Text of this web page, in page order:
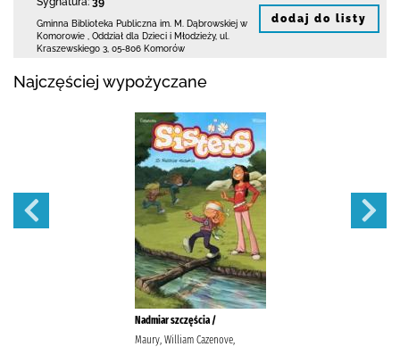
Gminna Biblioteka Publiczna im. M. Dąbrowskiej w
Komorowie
Oddział dla Dzieci i Młodzieży, ul.
Kraszewskiego 3 05-806 Komorów
dodaj do listy
Najczęściej wypożyczane
Nadmiar szczęścia /
Maury, William Cazenove,